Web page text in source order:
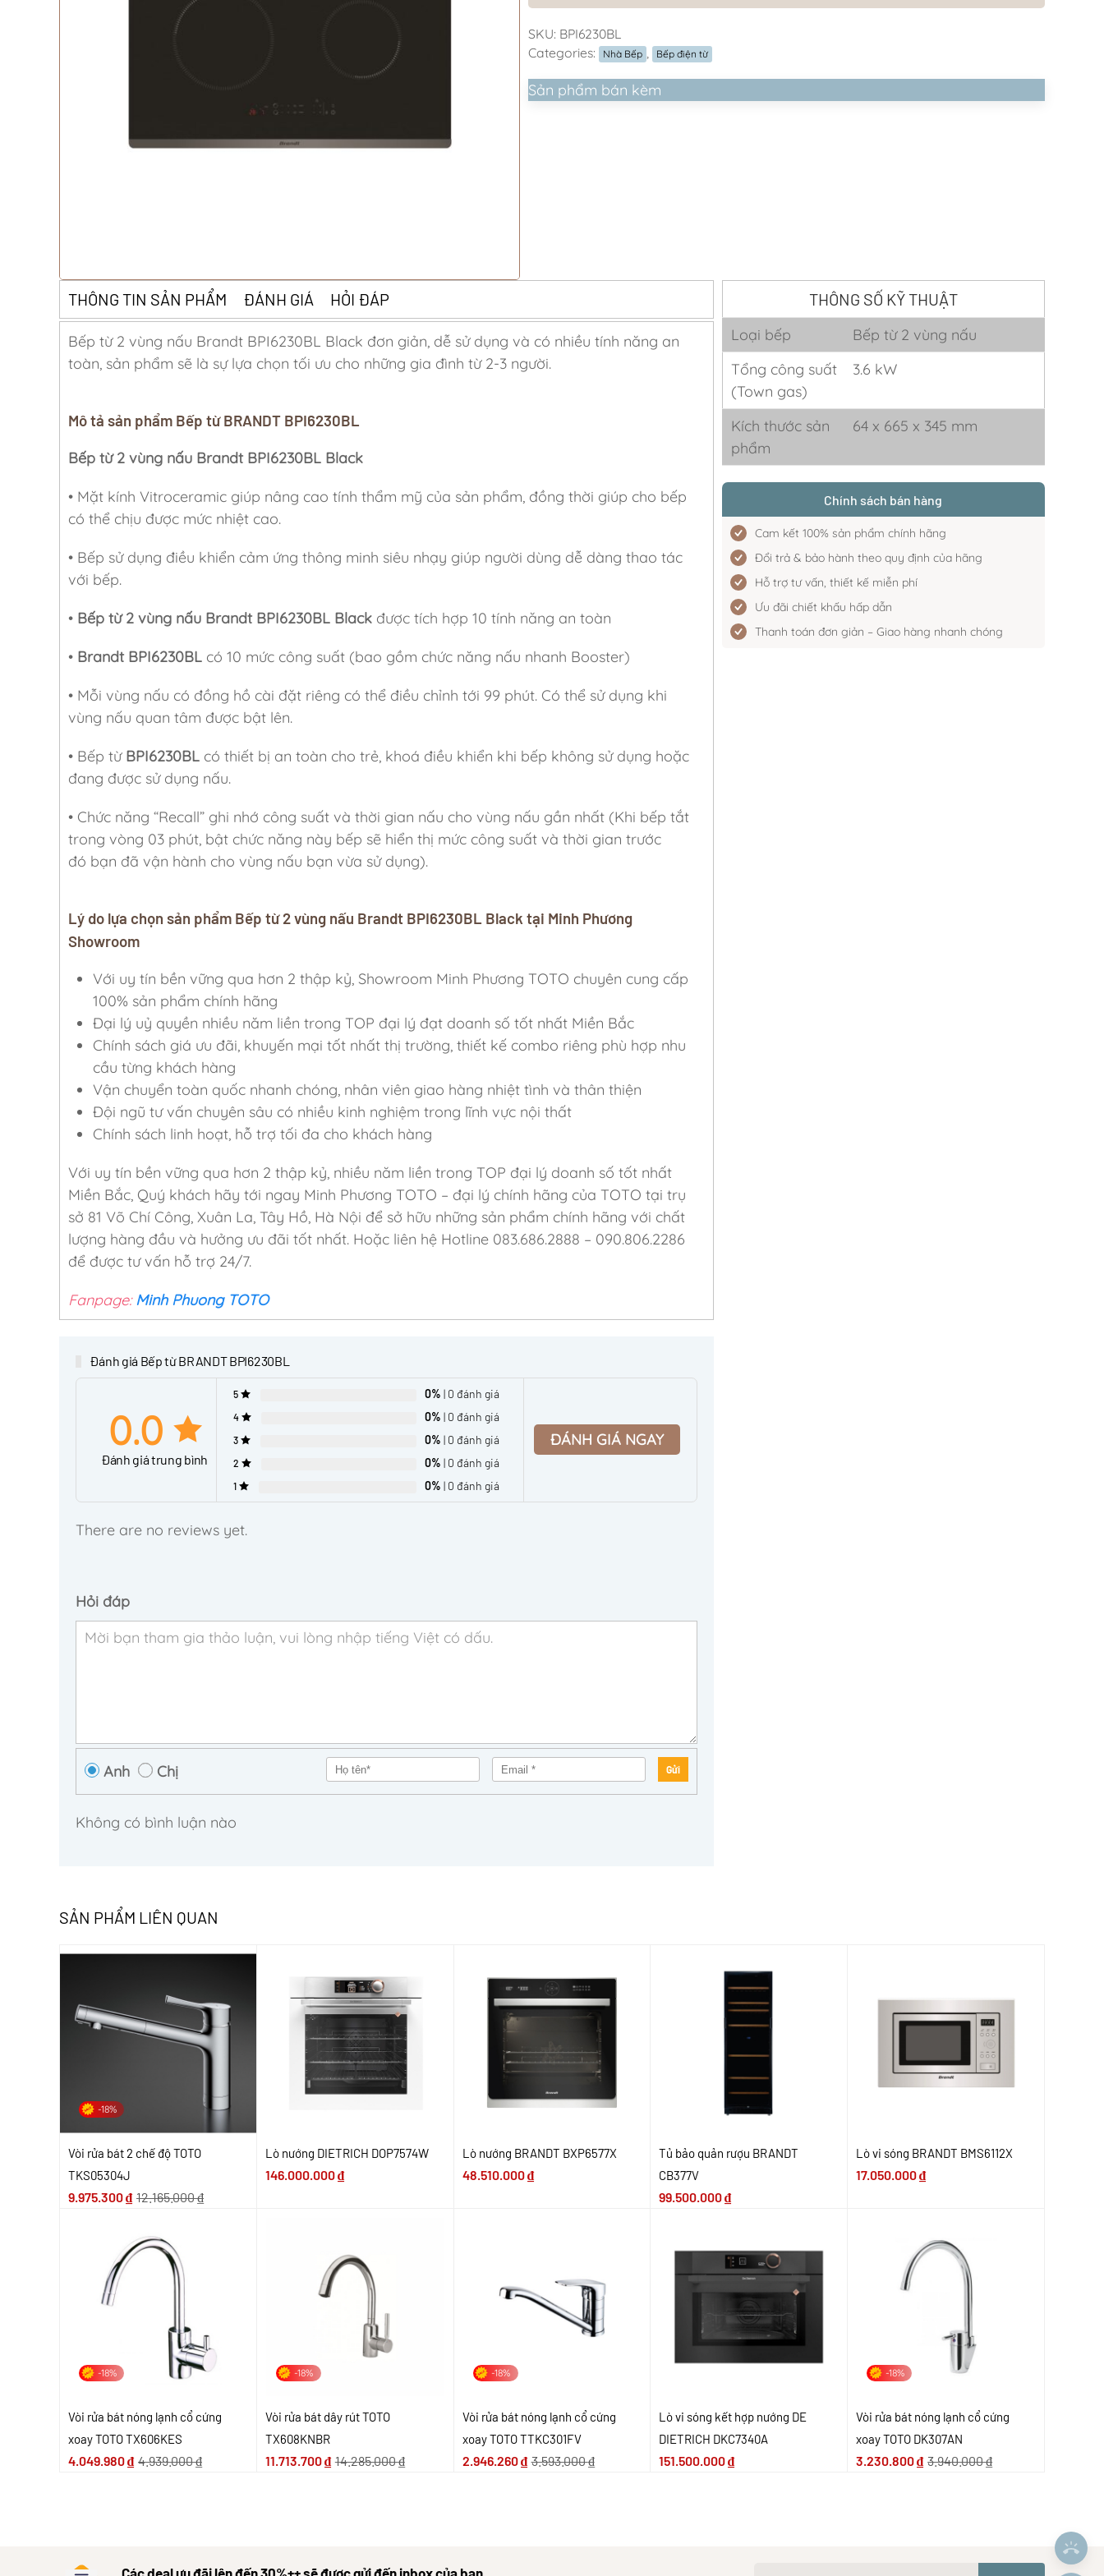
SKU: BPI6230BL
Categories:
Nhà Bếp , Bếp điện từ
Sản phẩm bán kèm
THÔNG SỐ KỸ THUẬT
Loại bếp
Bếp từ 2 vùng nấu
Tổng công suất
(Town gas)
3.6 kW
Kích thước sản
phẩm
64 x 665 x 345 mm
Chính sách bán hàng
Cam kết 100% sản phẩm chính hãng
Đổi trả & bảo hành theo quy định của hãng
Hỗ trợ tư vấn, thiết kế miễn phí
Ưu đãi chiết khấu hấp dẫn
Thanh toán đơn giản – Giao hàng nhanh chóng
THÔNG TIN SẢN PHẨM ĐÁNH GIÁ HỎI ĐÁP
Bếp từ 2 vùng nấu Brandt BPI6230BL Black đơn giản, dễ sử dụng và có nhiều tính năng an
toàn, sản phẩm sẽ là sự lựa chọn tối ưu cho những gia đình từ 2-3 người.
Mô tả sản phẩm Bếp từ BRANDT BPI6230BL
Bếp từ 2 vùng nấu Brandt BPI6230BL Black
• Mặt kính Vitroceramic giúp nâng cao tính thẩm mỹ của sản phẩm, đồng thời giúp cho bếp
có thể chịu được mức nhiệt cao.
• Bếp sử dụng điều khiển cảm ứng thông minh siêu nhạy giúp người dùng dễ dàng thao tác
với bếp.
• Bếp từ 2 vùng nấu Brandt BPI6230BL Black được tích hợp 10 tính năng an toàn
• Brandt BPI6230BL có 10 mức công suất (bao gồm chức năng nấu nhanh Booster)
• Mỗi vùng nấu có đồng hồ cài đặt riêng có thể điều chỉnh tới 99 phút. Có thể sử dụng khi
vùng nấu quan tâm được bật lên.
• Bếp từ BPI6230BL có thiết bị an toàn cho trẻ, khoá điều khiển khi bếp không sử dụng hoặc
đang được sử dụng nấu.
• Chức năng “Recall” ghi nhớ công suất và thời gian nấu cho vùng nấu gần nhất (Khi bếp tắt
trong vòng 03 phút, bật chức năng này bếp sẽ hiển thị mức công suất và thời gian trước
đó bạn đã vận hành cho vùng nấu bạn vừa sử dụng).
Lý do lựa chọn sản phẩm Bếp từ 2 vùng nấu Brandt BPI6230BL Black tại Minh Phương
Showroom
Với uy tín bền vững qua hơn 2 thập kỷ, Showroom Minh Phương TOTO chuyên cung cấp
100% sản phẩm chính hãng
Đại lý uỷ quyền nhiều năm liền trong TOP đại lý đạt doanh số tốt nhất Miền Bắc
Chính sách giá ưu đãi, khuyến mại tốt nhất thị trường, thiết kế combo riêng phù hợp nhu
cầu từng khách hàng
Vận chuyển toàn quốc nhanh chóng, nhân viên giao hàng nhiệt tình và thân thiện
Đội ngũ tư vấn chuyên sâu có nhiều kinh nghiệm trong lĩnh vực nội thất
Chính sách linh hoạt, hỗ trợ tối đa cho khách hàng
Với uy tín bền vững qua hơn 2 thập kỷ, nhiều năm liền trong TOP đại lý doanh số tốt nhất
Miền Bắc, Quý khách hãy tới ngay Minh Phương TOTO – đại lý chính hãng của TOTO tại trụ
sở 81 Võ Chí Công, Xuân La, Tây Hồ, Hà Nội để sở hữu những sản phẩm chính hãng với chất
lượng hàng đầu và hưởng ưu đãi tốt nhất. Hoặc liên hệ Hotline 083.686.2888 – 090.806.2286
để được tư vấn hỗ trợ 24/7.
Fanpage: Minh Phuong TOTO
Đánh giá Bếp từ BRANDT BPI6230BL
0.0
Đánh giá trung bình
5 0% | 0 đánh giá
4 0% | 0 đánh giá
3 0% | 0 đánh giá
2 0% | 0 đánh giá
1 0% | 0 đánh giá
ĐÁNH GIÁ NGAY
There are no reviews yet.
Hỏi đáp
Anh Chị Gửi
Không có bình luận nào
SẢN PHẨM LIÊN QUAN
-18%
Vòi rửa bát 2 chế độ TOTO
TKS05304J
9.975.300₫ 12.165.000₫
Lò nướng DIETRICH DOP7574W
146.000.000₫
Lò nướng BRANDT BXP6577X
48.510.000₫
Tủ bảo quản rượu BRANDT
CB377V
99.500.000₫
Lò vi sóng BRANDT BMS6112X
17.050.000₫
-18%
Vòi rửa bát nóng lạnh cổ cứng
xoay TOTO TX606KES
4.049.980₫ 4.939.000₫
-18%
Vòi rửa bát dây rút TOTO
TX608KNBR
11.713.700₫ 14.285.000₫
-18%
Vòi rửa bát nóng lạnh cổ cứng
xoay TOTO TTKC301FV
2.946.260₫ 3.593.000₫
Lò vi sóng kết hợp nướng DE
DIETRICH DKC7340A
151.500.000₫
-18%
Vòi rửa bát nóng lạnh cổ cứng
xoay TOTO DK307AN
3.230.800₫ 3.940.000₫
Các deal ưu đãi lên đến 30%++ sẽ được gửi đến inbox của bạn